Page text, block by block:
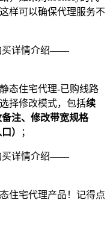
样可以确保代理服务不
态住宅代理-已购线路
择修改模式，包括续
注、修改带宽规格
）
；
住宅代理产品！记得点